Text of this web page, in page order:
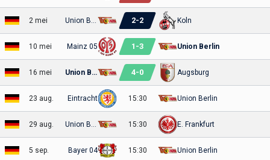
2 mei Union Berlin 2-2 Koln
10 mei Mainz 05 1 -3 Union Berlin
16 mei Union Berlin 4-0 Augsburg
23 aug. Eintracht 15:30 Union Berlin
29 aug. Union Berlin 15:30 E. Frankfurt
5 sep. Bayer 04 15:30 Union Berlin